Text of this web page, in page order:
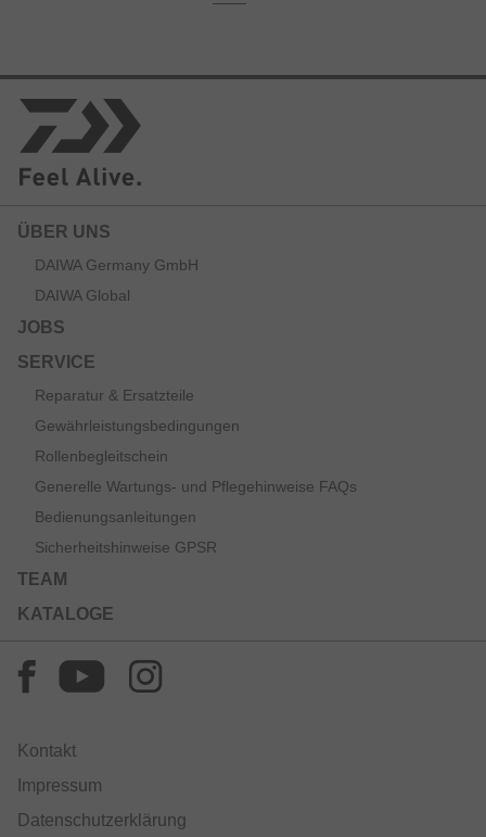
ÜBER UNS
DAIWA Germany GmbH
DAIWA Global
JOBS
SERVICE
Reparatur & Ersatzteile
Gewährleistungsbedingungen
Rollenbegleitschein
Generelle Wartungs- und Pflegehinweise FAQs
Bedienungsanleitungen
Sicherheitshinweise GPSR
TEAM
KATALOGE
Kontakt
Impressum
Datenschutzerklärung